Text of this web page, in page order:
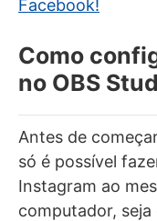
Facebook!
Como
no OBS
Antes de
só é possível
Instagram ao
computador, seja